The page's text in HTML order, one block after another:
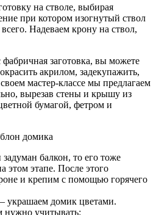
на стволе, выбирая
при котором изогнутый ствол
Надеваем крону на ствол,
заготовка, вы можете
акрилом, задекупажить,
мастер-классе мы предлагаем
вырезав стены и крышу из
бумагой, фетром и
домика
балкон, то его тоже
этом этапе. После этого
и крепим с помощью горячего
украшаем домик цветами.
нужно учитывать: